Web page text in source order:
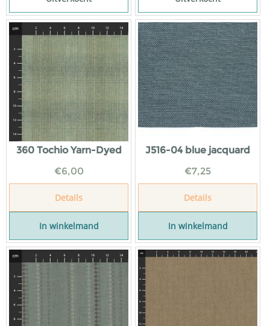
360 Tochio Yarn-Dyed
€6,00
Details
In winkelmand
J516-04 blue jacquard
€7,25
Details
In winkelmand